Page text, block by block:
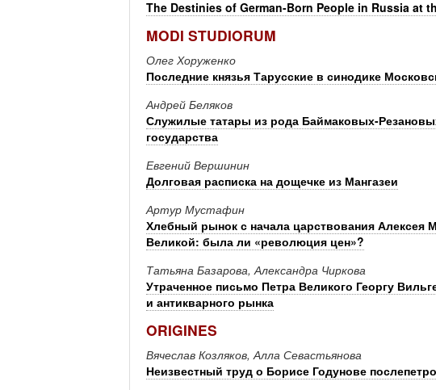
The Destinies of German-Born People in Russia at
MODI STUDIORUM
Олег Хоруженко
Последние князья Тарусские в синодике
Андрей Беляков
Служилые татары из рода Баймаковых-
государства
Евгений Вершинин
Долговая расписка на дощечке из Мангазеи
Артур Мустафин
Хлебный рынок с начала царствования Алексея
Великой: была ли «революция цен»?
Татьяна Базарова, Александра Чиркова
Утраченное письмо Петра Великого Георгу
и антикварного рынка
ORIGINES
Вячеслав Козляков, Алла Севастьянова
Неизвестный труд о Борисе Годунове